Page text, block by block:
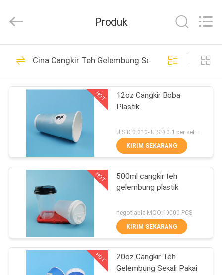
RUMAH
PRODUK
TENTANG
TUR
PABRIK
KONTROL
KUALITAS
Rights
by
Stoples Makanan
Plastik
86
Toples Minuman
Plastik
46
83
Produk
Cina Cangkir Teh Gelembung Sekali Pakai
HOT
12oz Cangkir Boba
Plastik
U S D 0.010- U S D 0.1 per set MOQ:5000 SET
KIRIM SEKARANG
HOT
500ml cangkir teh
gelembung plastik
negotiable MOQ:10000 PCS
KIRIM SEKARANG
HOT
20oz Cangkir Teh
Gelembung Sekali Pakai